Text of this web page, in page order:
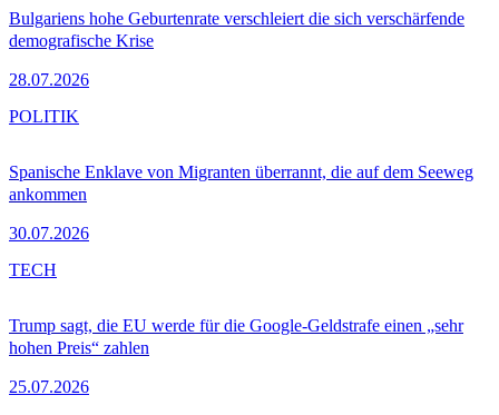
Bulgariens hohe Geburtenrate verschleiert die sich verschärfende
demografische Krise
28.07.2026
Spanische Enklave von Migranten überrannt, die auf dem Seeweg
ankommen
30.07.2026
POLITIK
Trump sagt, die EU werde für die Google-Geldstrafe einen „sehr
hohen Preis“ zahlen
25.07.2026
TECH